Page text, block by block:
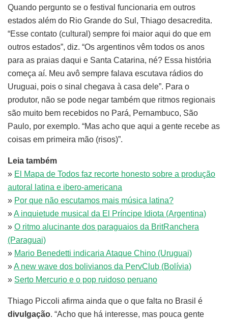
Quando pergunto se o festival funcionaria em outros
estados além do Rio Grande do Sul, Thiago desacredita.
“Esse contato (cultural) sempre foi maior aqui do que em
outros estados”, diz. “Os argentinos vêm todos os anos
para as praias daqui e Santa Catarina, né? Essa história
começa aí. Meu avô sempre falava escutava rádios do
Uruguai, pois o sinal chegava à casa dele”. Para o
produtor, não se pode negar também que ritmos regionais
são muito bem recebidos no Pará, Pernambuco, São
Paulo, por exemplo. “Mas acho que aqui a gente recebe as
coisas em primeira mão (risos)”.
Leia também
» El Mapa de Todos faz recorte honesto sobre a produção
autoral latina e ibero-americana
» Por que não escutamos mais música latina?
»A inquietude musical da El Príncipe Idiota (Argentina)
» O ritmo alucinante dos paraguaios da BritRanchera
(Paraguai)
» Mario Benedetti indicaria Ataque Chino (Uruguai)
»A new wave dos bolivianos da PervClub (Bolívia)
» Serto Mercurio e o pop ruidoso peruano
Thiago Piccoli afirma ainda que o que falta no Brasil é
divulgação. “Acho que há interesse, mas pouca gente